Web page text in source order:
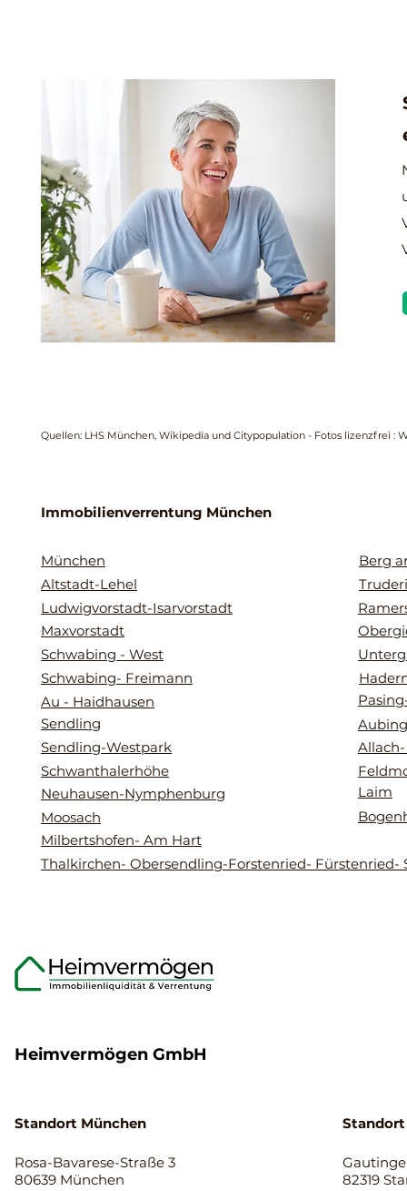
Quellen: LHS München, Wikipedia und Citypopulation - Fotos lizenzfrei :
Immobilienverrentung München
München
Altstadt-Lehel
Ludwigvorstadt-Isarvorstadt
Maxvorstadt
Schwabing - West
Schwabing- Freimann
Au - Haidhausen
Sendling
Sendling-Westpark
Neuhausen-Nymphenburg
Schwanthalerhöhe
Moosach
Milbertshofen- Am Hart
Berg
Laim
Thalkirchen- Obersendling-Forstenried- Fürstenried-
Heimvermögen GmbH
Standort München
Rosa-Bavarese-Straße 3
80639 München
82319